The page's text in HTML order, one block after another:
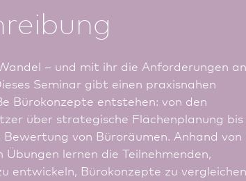
– und mit ihr die Anforderungen an
Seminar gibt einen praxisnahen
Bürokonzepte entstehen: von den
über strategische Flächenplanung bis
von Büroräumen. Anhand von
lernen die Teilnehmenden,
entwickeln, Bürokonzepte zu